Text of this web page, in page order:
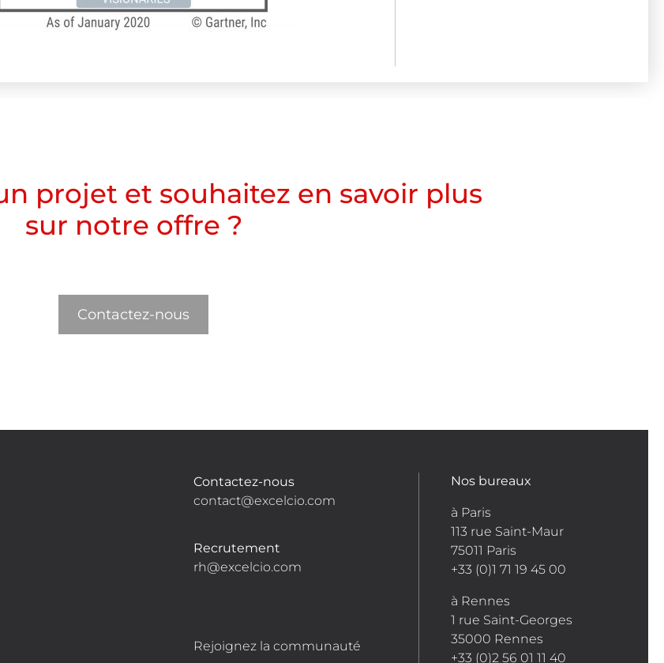
projet et souhaitez en savoir plus
sur notre offre ?
Contactez-nous
Contactez-nous
contact@excelcio.com
Recrutement
rh@excelcio.com
Rejoignez la communauté
Nos bureaux
à Paris
113 rue Saint-Maur
75011 Paris
+33 (0)1 71 19 45 00
à Rennes
1 rue Saint-Georges
35000 Rennes
+33 (0)2 56 01 11 40